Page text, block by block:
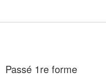
Passé 1re forme